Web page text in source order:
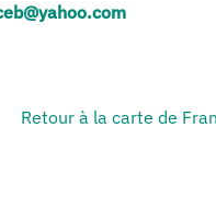
Retour à la carte de